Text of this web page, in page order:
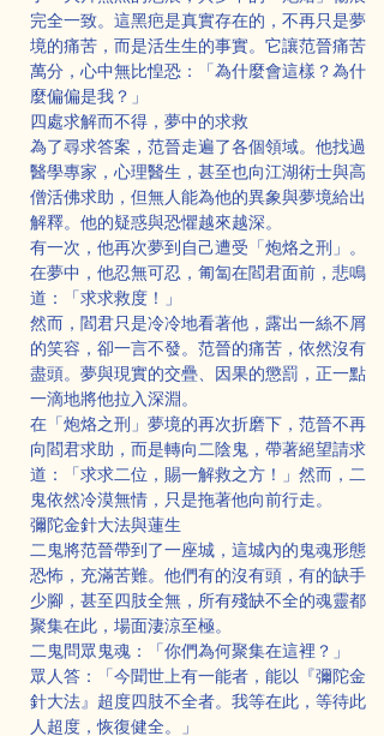
完全一致。這黑疤是真實存在的，不再只是夢
境的痛苦，而是活生生的事實。它讓范晉痛苦
萬分，心中無比惶恐：「為什麼會這樣？為什
麼偏偏是我？」
四處求解而不得，夢中的求救
為了尋求答案，范晉走遍了各個領域。他找過
醫學專家，心理醫生，甚至也向江湖術士與高
僧活佛求助，但無人能為他的異象與夢境給出
解釋。他的疑惑與恐懼越來越深。
有一次，他再次夢到自己遭受「炮烙之刑」。
在夢中，他忍無可忍，匍匐在閻君面前，悲鳴
道：「求求救度！」
然而，閻君只是冷冷地看著他，露出一絲不屑
的笑容，卻一言不發。范晉的痛苦，依然沒有
盡頭。夢與現實的交疊、因果的懲罰，正一點
一滴地將他拉入深淵。
在「炮烙之刑」夢境的再次折磨下，范晉不再
向閻君求助，而是轉向二陰鬼，帶著絕望請求
道：「求求二位，賜一解救之方！」然而，二
鬼依然冷漠無情，只是拖著他向前行走。
彌陀金針大法與蓮生
二鬼將范晉帶到了一座城，這城內的鬼魂形態
恐怖，充滿苦難。他們有的沒有頭，有的缺手
少腳，甚至四肢全無，所有殘缺不全的魂靈都
聚集在此，場面淒涼至極。
二鬼問眾鬼魂：「你們為何聚集在這裡？」
眾人答：「今聞世上有一能者，能以『彌陀金
針大法』超度四肢不全者。我等在此，等待此
人超度，恢復健全。」